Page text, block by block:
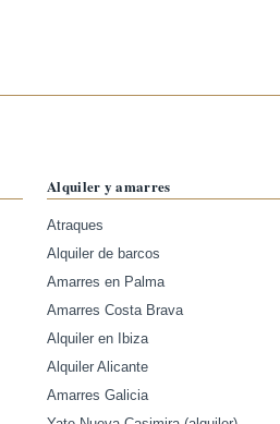
Alquiler y amarres
Atraques
Alquiler de barcos
Amarres en Palma
Amarres Costa Brava
Alquiler en Ibiza
Alquiler Alicante
Amarres Galicia